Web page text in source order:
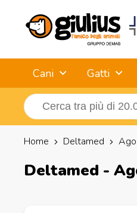
Cani Gatti
Home Deltamed
Deltamed -